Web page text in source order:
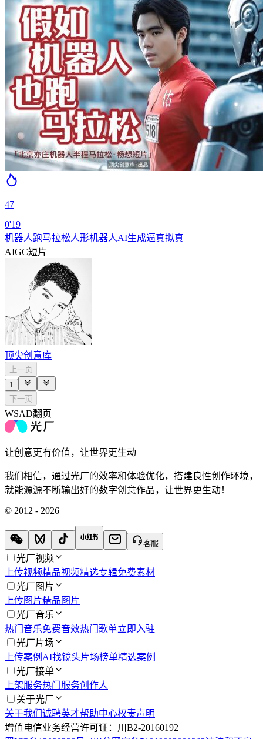
47
0'19
机器人跑马拉松人形机器人AI生成逼真拟真
AIGC短片
顶尖创意库
上一页
1
下一页
WSAD翻页
让创意更有价值，让世界更生动
我们相信，通过光厂的效率和体验优化，搭建良性创作环境，
就能源源不断输出好的数字创意作品，让世界更生动！
© 2012 - 2026
客服
光厂视频
上传视频精品视频精选专辑免费素材
光厂图片
上传图片精品图片
光厂音乐
热门音乐免费音效热门歌单立即入驻
光厂片场
上传案例 AI找镜头片场榜单精选案例
光厂接单
上架服务热门服务创作人
关于光厂
关于我们 诚聘英才帮助中心权责声明
增值电信业务经营许可证：川B2-20160192